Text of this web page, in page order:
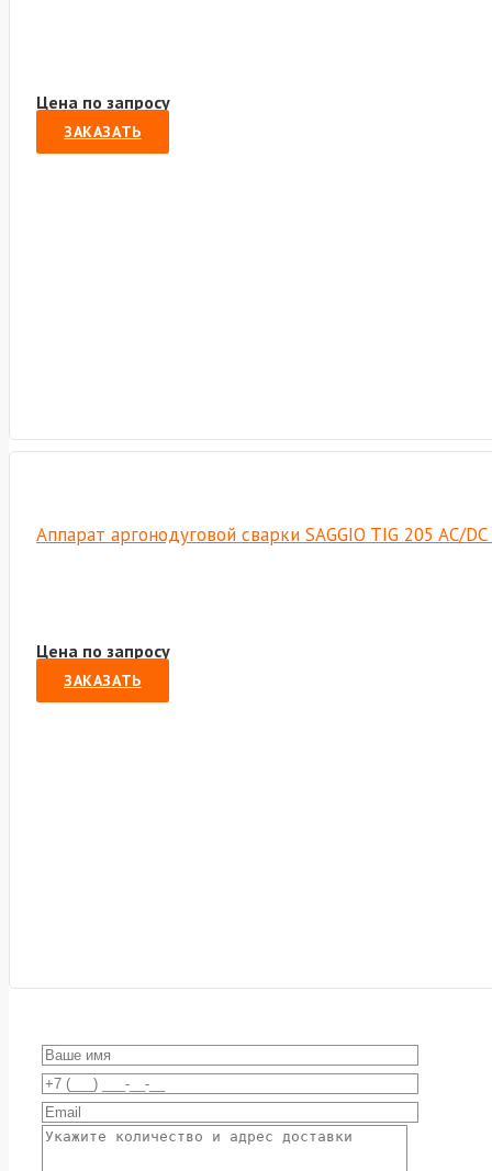
Цена по запросу
ЗАКАЗАТЬ
Аппарат аргонодуговой сварки SAGGIO TIG 205 AC/DC
Цена по запросу
ЗАКАЗАТЬ